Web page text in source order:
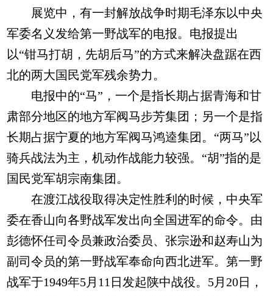
展览中，有一封解放战争时期毛泽东以中央
军委名义发给第一野战军的电报。电报提出
以“钳马打胡，先胡后马”的方式来解决盘踞在西
北的两大国民党军残余势力。
电报中的“马”，一个是指长期占据青海和甘
肃部分地区的地方军阀马步芳集团；另一个是指
长期占据宁夏的地方军阀马鸿逵集团。“两马”以
骑兵战法为主，机动作战能力较强。“胡”指的是
国民党军胡宗南集团。
在渡江战役取得决定性胜利的时候，中央军
委在香山向各野战军发出向全国进军的命令。由
彭德怀任司令员兼政治委员、张宗逊和赵寿山为
副司令员的第一野战军奉命向西北进军。第一野
战军于1949年5月11日发起陕中战役。5月20日，